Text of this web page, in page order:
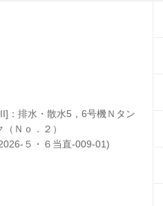
：排水・散水5，6号機Ｎタン
（Ｎｏ．２）
５・６当直-009-01)